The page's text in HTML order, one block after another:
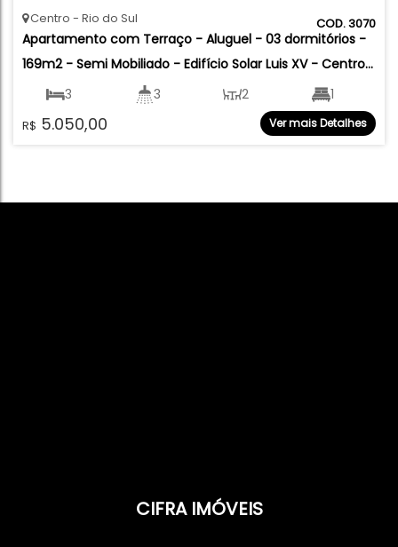
3070
Apartamento com Terraço - Aluguel - 03 dormitórios -
169m2 - Semi Mobiliado - Edifício Solar Luis XV - Centro
- Rio do Sul
R$ 5.050,00
Centro Rio do Sul
3 3 2 1
2 Ver mais Detalhes
CIFRA IMÓVEIS